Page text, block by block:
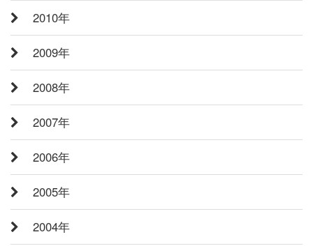
2010年
2009年
2008年
2007年
2006年
2005年
2004年